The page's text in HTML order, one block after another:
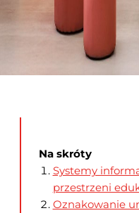
Na skróty
Systemy
przestrzeni
Oznakowanie